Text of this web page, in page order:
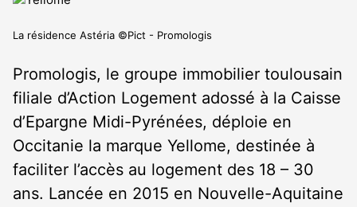
La résidence Astéria ©Pict - Promologis
Promologis, le groupe immobilier toulousain
filiale d’Action Logement adossé à la Caisse
d’Epargne Midi-Pyrénées, déploie en
Occitanie la marque Yellome, destinée à
faciliter l’accès au logement des 18 – 30
ans. Lancée en 2015 en Nouvelle-Aquitaine